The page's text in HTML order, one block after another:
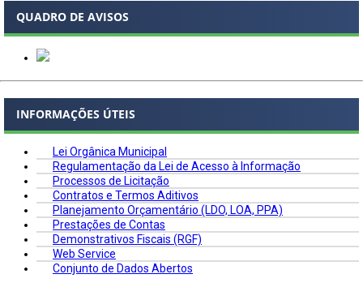
QUADRO DE AVISOS
INFORMAÇÕES ÚTEIS
Lei Orgânica Municipal
Regulamentação da Lei de Acesso à Informação
Processos de Licitação
Contratos e Termos Aditivos
Planejamento Orçamentário (LDO, LOA, PPA)
Prestações de Contas
Demonstrativos Fiscais (RGF)
Web Service
Conjunto de Dados Abertos